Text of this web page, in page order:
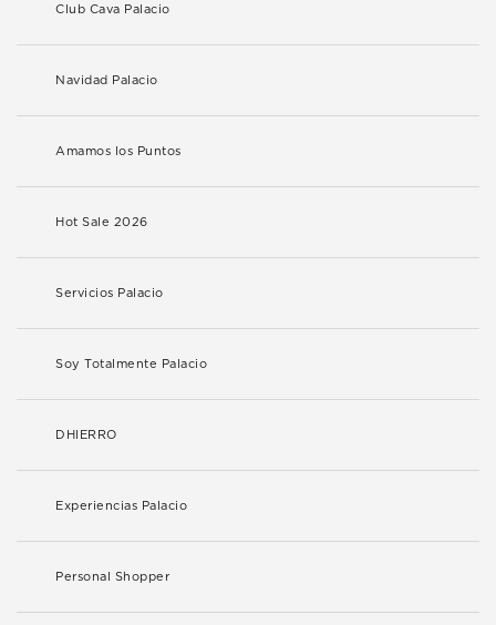
Club Cava Palacio
Navidad Palacio
Amamos los Puntos
Hot Sale 2026
Servicios Palacio
Soy Totalmente Palacio
DHIERRO
Experiencias Palacio
Personal Shopper